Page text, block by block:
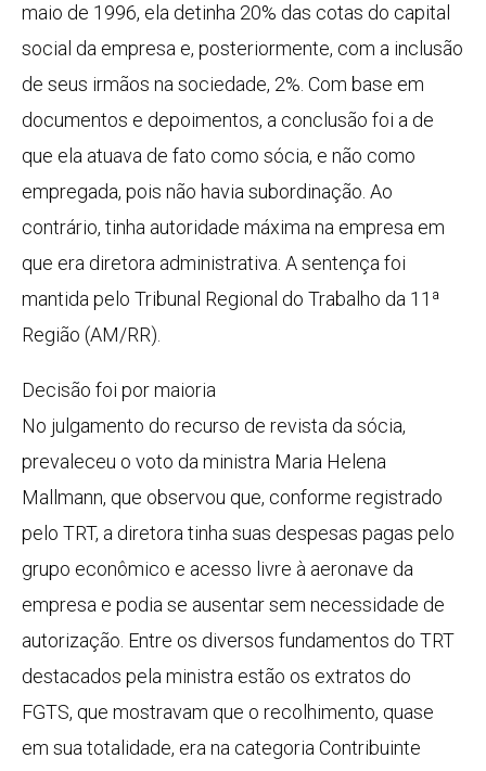
maio de 1996, ela detinha 20% das cotas do capital
social da empresa e, posteriormente, com a inclusão
de seus irmãos na sociedade, 2%. Com base em
documentos e depoimentos, a conclusão foi a de
que ela atuava de fato como sócia, e não como
empregada, pois não havia subordinação. Ao
contrário, tinha autoridade máxima na empresa em
que era diretora administrativa. A sentença foi
mantida pelo Tribunal Regional do Trabalho da 11ª
Região (AM/RR).
Decisão foi por maioria
No julgamento do recurso de revista da sócia,
prevaleceu o voto da ministra Maria Helena
Mallmann, que observou que, conforme registrado
pelo TRT, a diretora tinha suas despesas pagas pelo
grupo econômico e acesso livre à aeronave da
empresa e podia se ausentar sem necessidade de
autorização. Entre os diversos fundamentos do TRT
destacados pela ministra estão os extratos do
FGTS, que mostravam que o recolhimento, quase
em sua totalidade, era na categoria Contribuinte